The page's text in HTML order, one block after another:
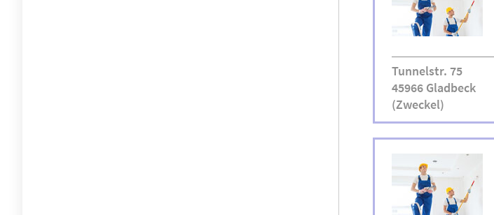
Tunnelstr. 75
45966 Gladbeck
(Zweckel)